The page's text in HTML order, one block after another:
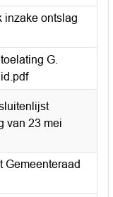
inzake ontslag
G.
van 23 mei
Gemeenteraad